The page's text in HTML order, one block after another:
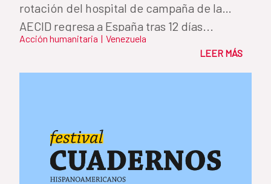
rotación del hospital de campaña de la
AECID regresa a España tras 12 días...
Acción humanitaria | Venezuela
LEER MÁS